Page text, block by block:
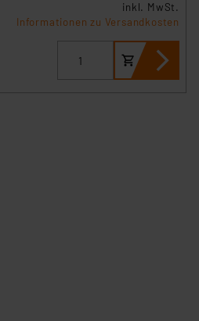
inkl. MwSt.
Informationen zu Versandkosten